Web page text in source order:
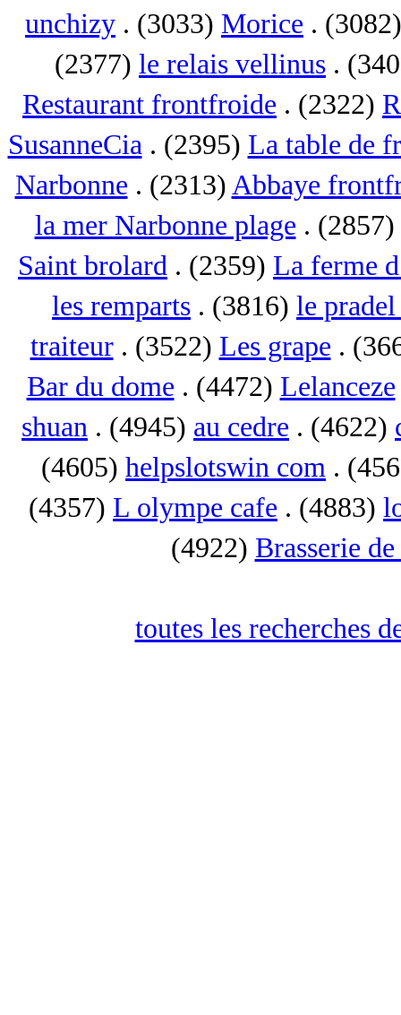
unchizy . (3033) Morice .
(2377) le relais vellinus .
Restaurant frontfroide . (2322)
SusanneCia. (2395) La table de
Narbonne . (2313) Abbaye
la mer Narbonne plage . (2857)
Saint brolard . (2359) La ferme
les remparts . (3816) le
traiteur. (3522) Les grape .
Bar du dome . (4472) Lelanceze
shuan . (4945) au cedre . (4622)
(4605) helpslotswin com .
(4357) L olympe cafe . (4883)
(4922) Brasserie
toutes les recherches